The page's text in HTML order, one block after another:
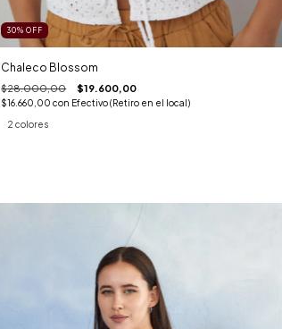
30%OFF
Chaleco Blossom
$28.000,00 $19.600,00
$16.660,00con Efectivo (Retiro en el local)
2 colores